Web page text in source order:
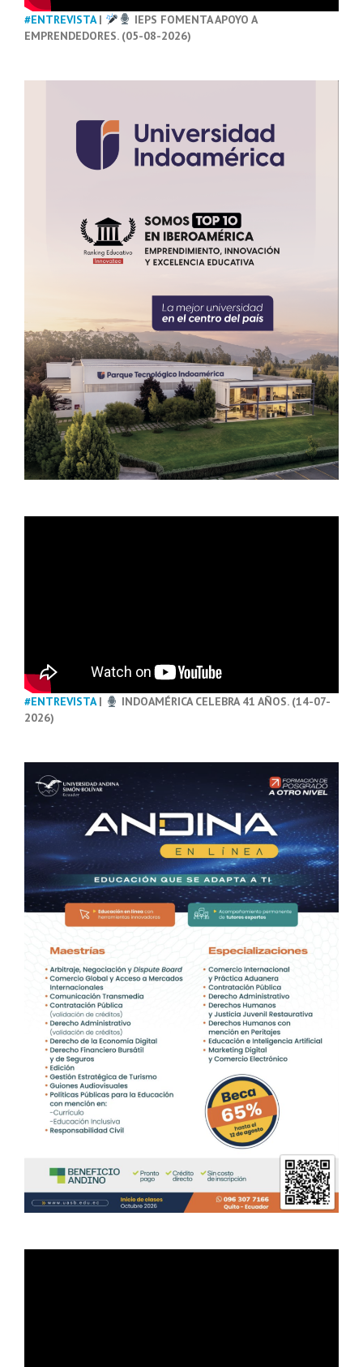
#ENTREVISTA|
IEPS FOMENTA APOYO A
EMPRENDEDORES. (05-08-2026)
#ENTREVISTA|
INDOAMÉRICA CELEBRA 41 AÑOS. (14-07-
2026)